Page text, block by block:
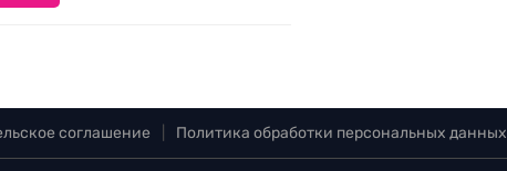
соглашение Политика обработки персональных данных